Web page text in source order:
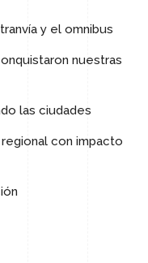
y el omnibus
nuestras
las ciudades
con impacto